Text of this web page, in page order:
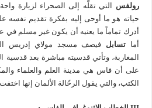
رولفس التي تقلّه إلى الصحراء لزيارة
حياته هو ما أوحى إليه بفكرة تقديم
أدرك تماماً ما يعنيه أن يكون غير مسلم في
أما تسابل فيصف مسجد مولاي إدريس
المغاربة، وتأتي قدسيته مباشرة بعد قدسية
على أن فاس هي مدينة العلم والعلماء
الكتب، والتي يقول الرحّالة الألمان إنها اختفت.